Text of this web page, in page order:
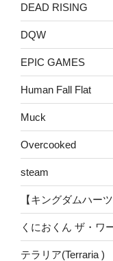
DEAD RISING
DQW
EPIC GAMES
Human Fall Flat
Muck
Overcooked
steam
【キングダムハー
くにおくん ザ・
テラリア(Terraria )